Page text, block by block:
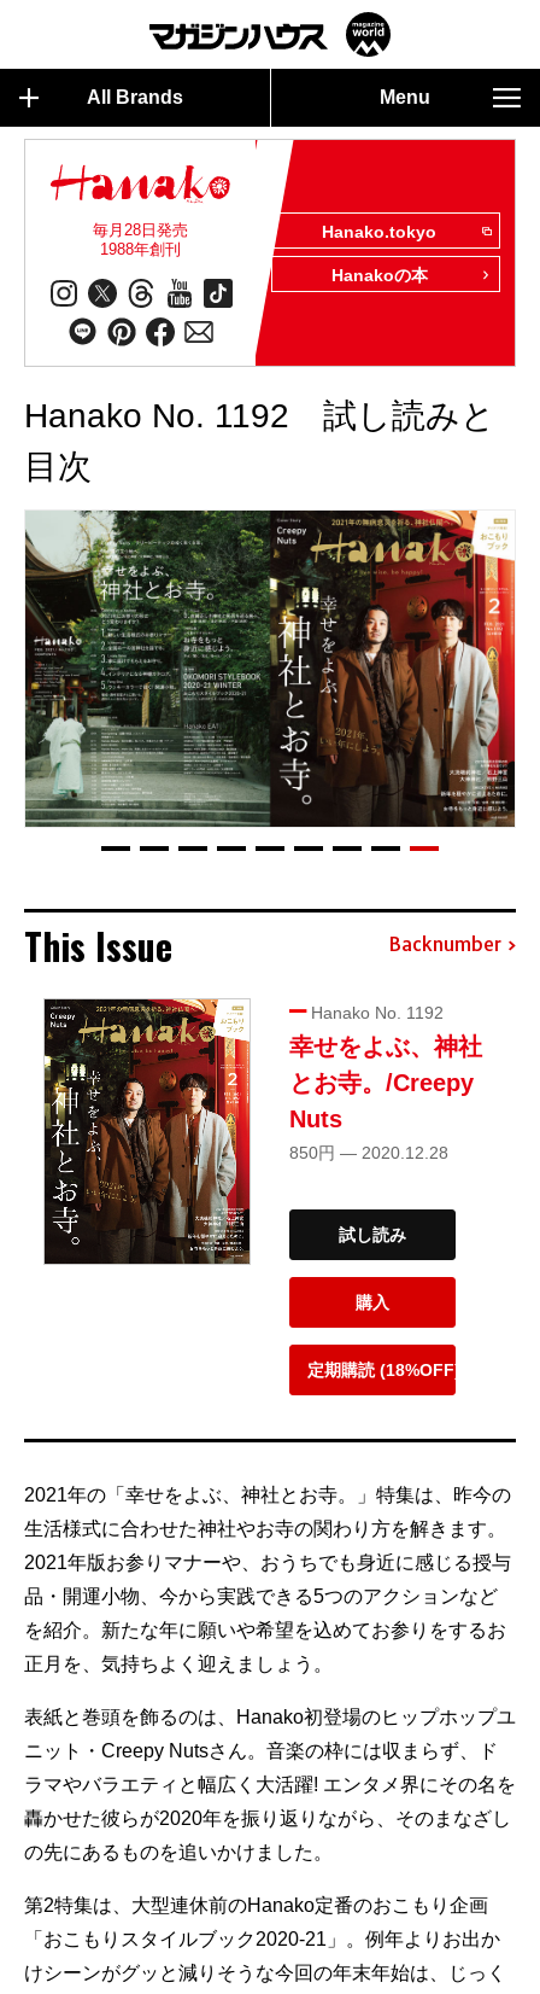
All Brands Menu
毎月28日発売
1988年創刊
Hanako.tokyo
Hanakoの本
Hanako No. 1192 試し読みと
目次
This Issue Backnumber
Hanako No. 1192
幸せをよぶ、神社
とお寺。/Creepy
Nuts
850円 — 2020.12.28
試し読み
購入
定期購読 (18%OFF)
2021年の「幸せをよぶ、神社とお寺。」特集は、昨今の
生活様式に合わせた神社やお寺の関わり方を解きます。
2021年版お参りマナーや、おうちでも身近に感じる授与
品・開運小物、今から実践できる5つのアクションなど
を紹介。新たな年に願いや希望を込めてお参りをするお
正月を、気持ちよく迎えましょう。
表紙と巻頭を飾るのは、Hanako初登場のヒップホップユ
ニット・Creepy Nutsさん。音楽の枠には収まらず、ド
ラマやバラエティと幅広く大活躍! エンタメ界にその名を
轟かせた彼らが2020年を振り返りながら、そのまなざし
の先にあるものを追いかけました。
第2特集は、大型連休前のHanako定番のおこもり企画
「おこもりスタイルブック2020-21」。例年よりお出か
けシーンがグッと減りそうな今回の年末年始は、じっく